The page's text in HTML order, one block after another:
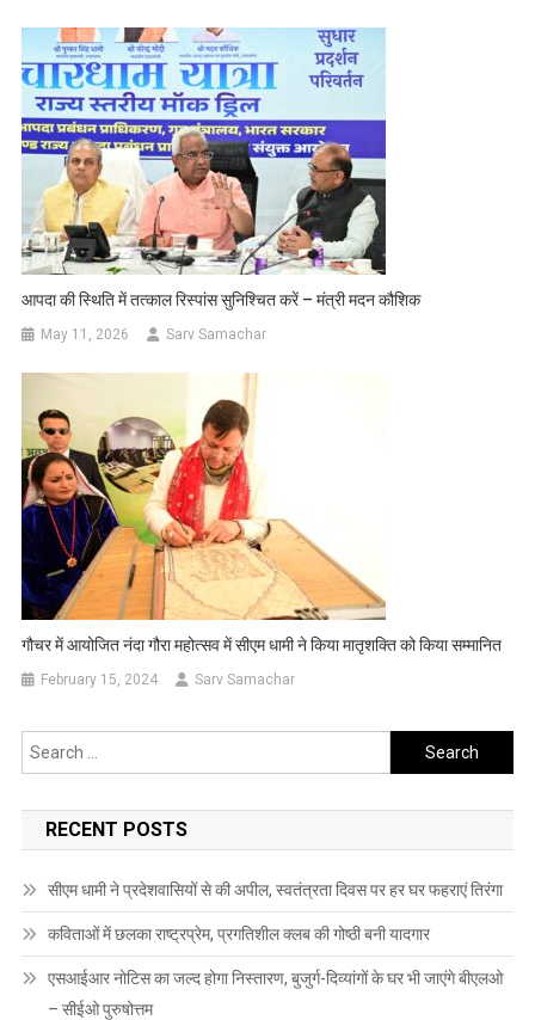
आपदा की स्थिति में तत्काल रिस्पांस सुनिश्चित करें – मंत्री मदन कौशिक
May 11, 2026 Sarv Samachar
गौचर में आयोजित नंदा गौरा महोत्सव में सीएम धामी ने किया मातृशक्ति को किया सम्मानित
February 15, 2024 Sarv Samachar
Search
for:
RECENT POSTS
सीएम धामी ने प्रदेशवासियों से की अपील, स्वतंत्रता दिवस पर हर घर फहराएं तिरंगा
कविताओं में छलका राष्ट्रप्रेम, प्रगतिशील क्लब की गोष्ठी बनी यादगार
एसआईआर नोटिस का जल्द होगा निस्तारण, बुजुर्ग-दिव्यांगों के घर भी जाएंगे बीएलओ
– सीईओ पुरुषोत्तम